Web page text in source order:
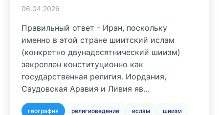
06.04.2026
Правильный ответ - Иран, поскольку
именно в этой стране шиитский ислам
(конкретно двунадесятнический шиизм)
закреплен конституционно как
государственная религия. Иордания,
Саудовская Аравия и Ливия яв...
география религиоведение ислам шиизм